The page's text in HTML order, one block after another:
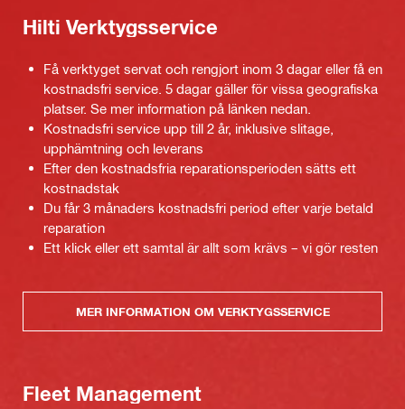
Hilti Verktygsservice
Få verktyget servat och rengjort inom 3 dagar eller få en
kostnadsfri service. 5 dagar gäller för vissa geografiska
platser. Se mer information på länken nedan.
Kostnadsfri service upp till 2 år, inklusive slitage,
upphämtning och leverans
Efter den kostnadsfria reparationsperioden sätts ett
kostnadstak
Du får 3 månaders kostnadsfri period efter varje betald
reparation
Ett klick eller ett samtal är allt som krävs – vi gör resten
MER INFORMATION OM VERKTYGSSERVICE
Fleet Management